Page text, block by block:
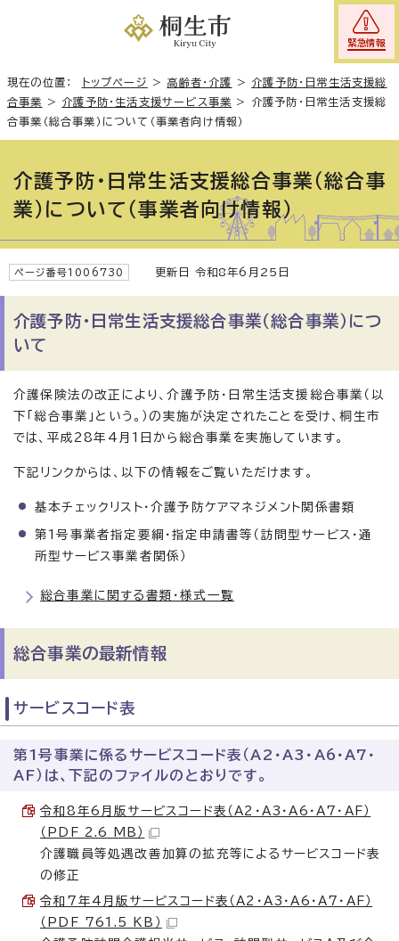
緊急情報
現在の位置： トップページ > 高齢者・介護 > 介護予防・日常生活支援総
合事業
> 介護予防・生活支援サービス事業 > 介護予防・日常生活支援総
合事業（総合事業）について（事業者向け情報）
介護予防・日常生活支援総合事業（総合事
業）について（事業者向け情報）
ページ番号1006730 更新日 令和8年6月25日
介護予防・日常生活支援総合事業（総合事業）につ
いて
介護保険法の改正により、介護予防・日常生活支援総合事業（以
下「総合事業」という。）の実施が決定されたことを受け、桐生市
では、平成28年4月1日から総合事業を実施しています。
下記リンクからは、以下の情報をご覧いただけます。
基本チェックリスト・介護予防ケアマネジメント関係書類
第1号事業者指定要綱・指定申請書等（訪問型サービス・通
所型サービス事業者関係）
総合事業に関する書類・様式一覧
総合事業の最新情報
サービスコード表
第1号事業に係るサービスコード表（A2・A3・A6・A7・
AF）は、下記のファイルのとおりです。
令和8年6月版サービスコード表（A2・A3・A6・A7・AF）
（PDF 2.6 MB）
介護職員等処遇改善加算の拡充等によるサービスコード表
の修正
令和7年4月版サービスコード表（A2・A3・A6・A7・AF）
（PDF 761.5 KB）